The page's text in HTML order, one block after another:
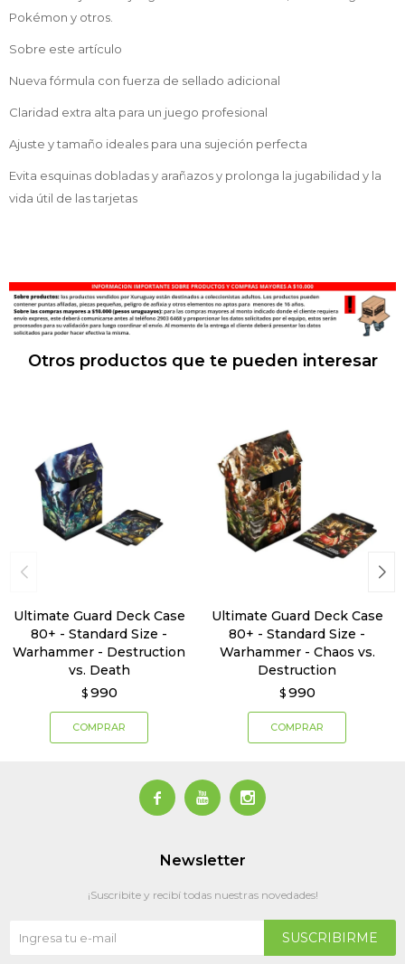
Pokémon y otros.
Sobre este artículo
Nueva fórmula con fuerza de sellado adicional
Claridad extra alta para un juego profesional
Ajuste y tamaño ideales para una sujeción perfecta
Evita esquinas dobladas y arañazos y prolonga la jugabilidad y la
vida útil de las tarjetas
Otros productos que te pueden interesar
Ultimate Guard Deck Case
80+ - Standard Size -
Warhammer - Destruction
vs. Death
$ 990
Ultimate Guard Deck Case
80+ - Standard Size -
Warhammer - Chaos vs.
Destruction
$ 990
  
Newsletter
¡Suscribite y recibí todas nuestras novedades!
SUSCRIBIRME